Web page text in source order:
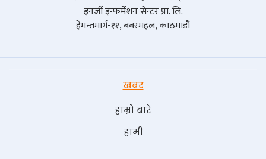
इनर्जी इन्फर्मेशन सेन्टर प्रा. लि.
हेमन्तमार्ग-११, बबरमहल, काठमाडौं
खबर
हाम्रो बारे
हामी